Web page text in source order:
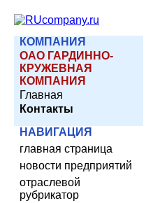
КОМПАНИЯ
ОАО ГАРДИННО-
КРУЖЕВНАЯ
КОМПАНИЯ
Главная
Контакты
НАВИГАЦИЯ
главная страница
новости предприятий
отраслевой
рубрикатор